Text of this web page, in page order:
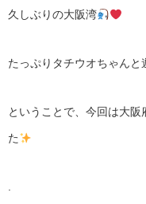
久しぶりの大阪湾
たっぷりタチウオちゃんと
ということで、今回は大
た
.